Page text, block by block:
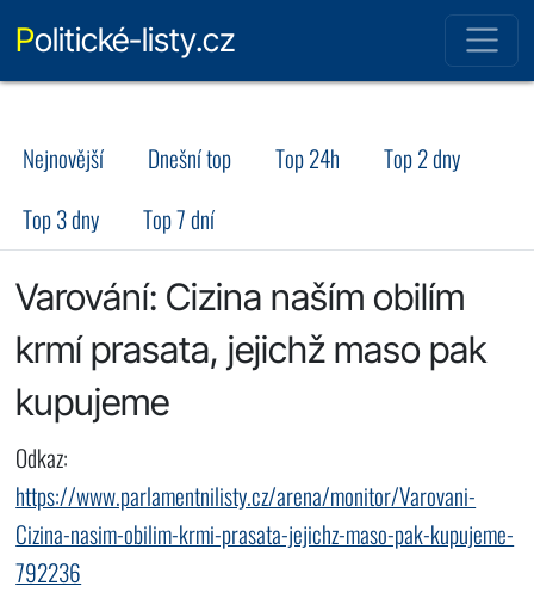
Politické-listy.cz
Nejnovější Dnešní top Top 24h
Top 2 dny
Top 3 dny
Top 7 dní
Varování: Cizina naším obilím
krmí prasata, jejichž maso pak
kupujeme
Odkaz:
https://www.parlamentnilisty.cz/arena/monitor/Varovani-
Cizina-nasim-obilim-krmi-prasata-jejichz-maso-pak-kupujeme-
792236